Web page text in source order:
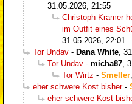
31.05.2026, 21:55
Christoph Kramer
im Outfit eines
31.05.2026, 22:01
Tor Undav - Dana White
Tor Undav - micha87
Tor Wirtz - Smeller
eher schwere Kost bisher-
eher schwere Kost